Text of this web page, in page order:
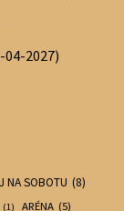
04-2027)
NA SOBOTU (8)
(1) ARÉNA (5)